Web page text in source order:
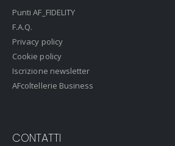
Punti AF_FIDELITY
F.A.Q.
Privacy policy
Cookie policy
Iscrizione newsletter
AFcoltellerie Business
CONTATTI